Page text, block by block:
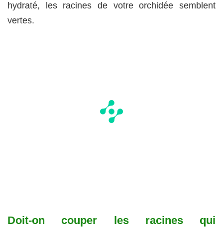
hydraté, les racines de votre orchidée semblent
vertes.
Doit-on couper les racines qui